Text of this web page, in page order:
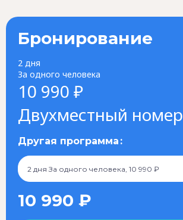
Бронирование
2 дня
За одного человека
10 990 ₽
Двухместный номер
Другая программа
2 дня За одного человека, 10 990 ₽
10 990 ₽